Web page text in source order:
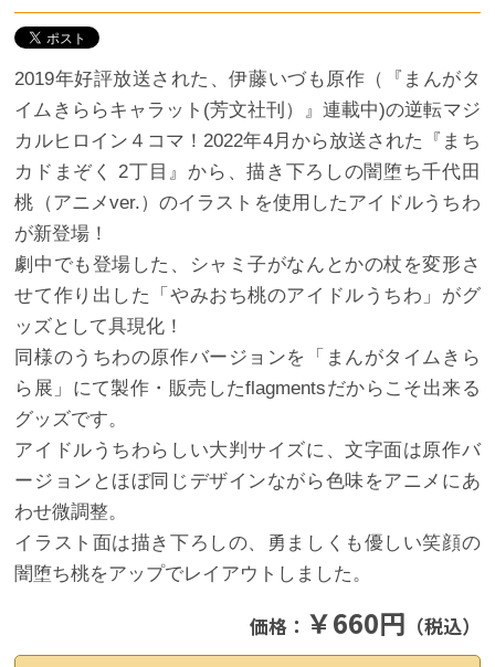
2019年好評放送された、伊藤いづも原作（『まんがタ
イムきららキャラット(芳文社刊）』連載中)の逆転マジ
カルヒロイン４コマ！2022年4月から放送された『まち
カドまぞく 2丁目』から、描き下ろしの闇堕ち千代田
桃（アニメver.）のイラストを使用したアイドルうちわ
が新登場！
劇中でも登場した、シャミ子がなんとかの杖を変形さ
せて作り出した「やみおち桃のアイドルうちわ」がグ
ッズとして具現化！
同様のうちわの原作バージョンを「まんがタイムきら
ら展」にて製作・販売したflagmentsだからこそ出来る
グッズです。
アイドルうちわらしい大判サイズに、文字面は原作バ
ージョンとほぼ同じデザインながら色味をアニメにあ
わせ微調整。
イラスト面は描き下ろしの、勇ましくも優しい笑顔の
闇堕ち桃をアップでレイアウトしました。
価格： ￥660円 （税込）